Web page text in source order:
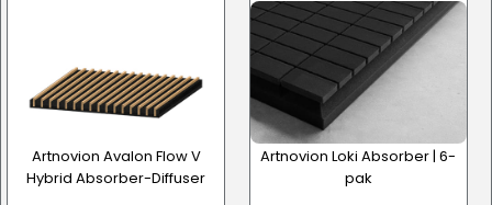
Artnovion Avalon Flow V
Hybrid Absorber-Diffuser
Artnovion Loki Absorber | 6-
pak